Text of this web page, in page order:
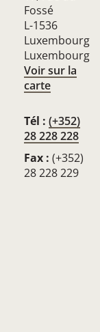
Fossé
L-1536
Luxembourg
Luxembourg
Voir sur la
carte
Tél : (+352)
28 228 228
Fax : (+352)
28 228 229